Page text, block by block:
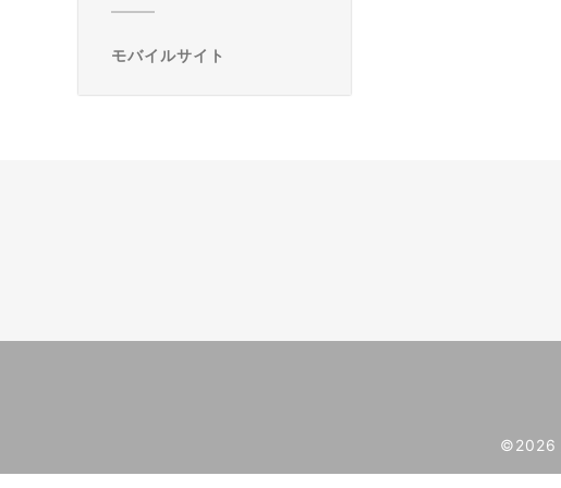
モバイルサイト
©2026